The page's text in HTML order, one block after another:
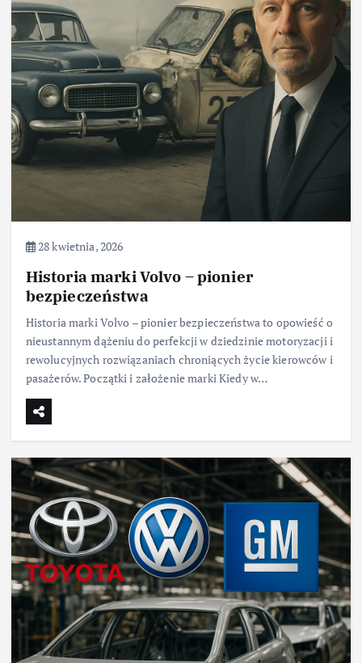
28 kwietnia, 2026
Historia marki Volvo – pionier
bezpieczeństwa
Historia marki Volvo – pionier bezpieczeństwa to opowieść o
nieustannym dążeniu do perfekcji w dziedzinie motoryzacji i
rewolucyjnych rozwiązaniach chroniących życie kierowców i
pasażerów. Początki i założenie marki Kiedy w…